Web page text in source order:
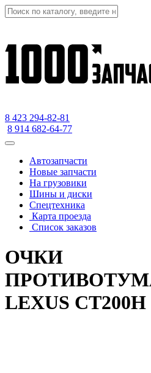
8 423 294-82-81
8 914 682-64-77
Автозапчасти
Новые запчасти
На грузовики
Шины и диски
Спецтехника
Карта проезда
Список заказов
ОЧКИ
LEXUS CT200H